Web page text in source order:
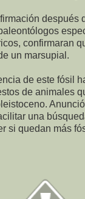
después
confirmaran
un marsupial.
de este fósil
de animales
una
si quedan más